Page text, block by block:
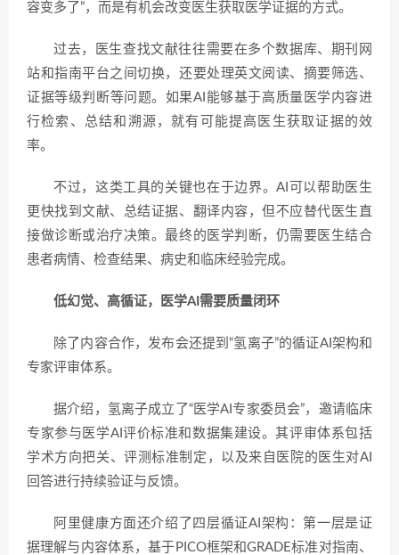
容变多了”，而是有机会改变医生获取医学证据的方式。
过去，医生查找文献往往需要在多个数据库、期刊网
站和指南平台之间切换，还要处理英文阅读、摘要筛选、
证据等级判断等问题。如果AI能够基于高质量医学内容进
行检索、总结和溯源，就有可能提高医生获取证据的效
率。
不过，这类工具的关键也在于边界。AI可以帮助医生
更快找到文献、总结证据、翻译内容，但不应替代医生直
接做诊断或治疗决策。最终的医学判断，仍需要医生结合
患者病情、检查结果、病史和临床经验完成。
低幻觉、高循证，医学AI需要质量闭环
除了内容合作，发布会还提到“氢离子”的循证AI架构和
专家评审体系。
据介绍，氢离子成立了“医学AI专家委员会”，邀请临床
专家参与医学AI评价标准和数据集建设。其评审体系包括
学术方向把关、评测标准制定，以及来自医院的医生对AI
回答进行持续验证与反馈。
阿里健康方面还介绍了四层循证AI架构：第一层是证
据理解与内容体系，基于PICO框架和GRADE标准对指南、